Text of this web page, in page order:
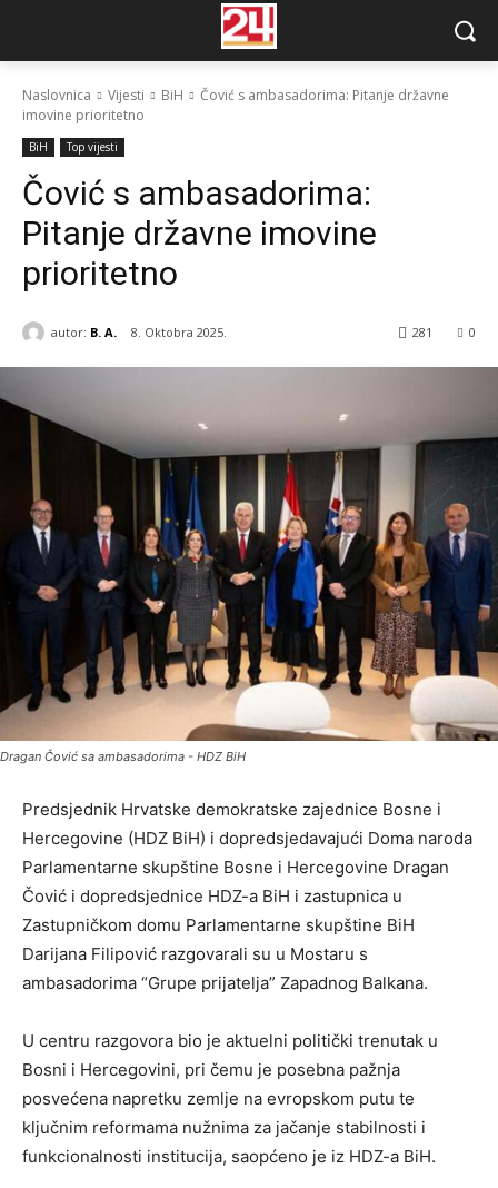
Naslovnica Vijesti BiH
Čović s ambasadorima: Pitanje državne
imovine prioritetno
BiH Top vijesti
Čović s ambasadorima:
Pitanje državne imovine
prioritetno
autor: B. A. 8. Oktobra 2025. 0
281
Dragan Čović sa ambasadorima - HDZ BiH
Predsjednik Hrvatske demokratske zajednice Bosne i
Hercegovine (HDZ BiH) i dopredsjedavajući Doma naroda
Parlamentarne skupštine Bosne i Hercegovine Dragan
Čović i dopredsjednice HDZ-a BiH i zastupnica u
Zastupničkom domu Parlamentarne skupštine BiH
Darijana Filipović razgovarali su u Mostaru s
ambasadorima “Grupe prijatelja” Zapadnog Balkana.
U centru razgovora bio je aktuelni politički trenutak u
Bosni i Hercegovini, pri čemu je posebna pažnja
posvećena napretku zemlje na evropskom putu te
ključnim reformama nužnima za jačanje stabilnosti i
funkcionalnosti institucija, saopćeno je iz HDZ-a BiH.